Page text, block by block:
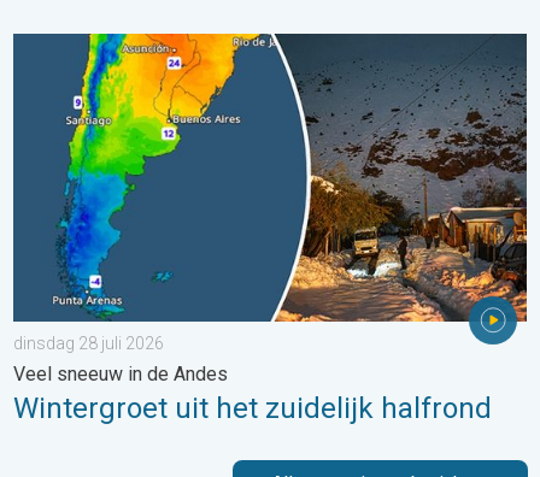
Wintergroet uit het zuidelijk halfrond. Veel sneeuw in de
dinsdag 28 juli 2026
Veel sneeuw in de Andes
Wintergroet uit het zuidelijk halfrond